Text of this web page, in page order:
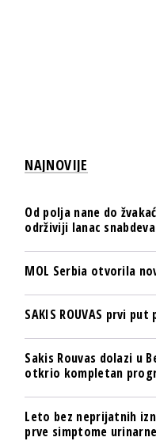
NAJNOVIJE
Od polja nane do
održiviji lanac
MOL Serbia otvorila
SAKIS ROUVAS prvi
Sakis Rouvas dolazi u
otkrio kompletan
Leto bez neprijatnih
prve simptome